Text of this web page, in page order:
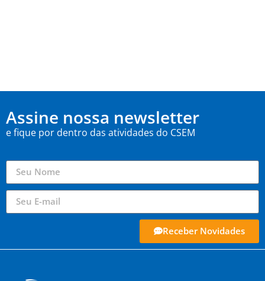
Assine nossa newsletter
e fique por dentro das atividades do CSEM
Receber Novidades